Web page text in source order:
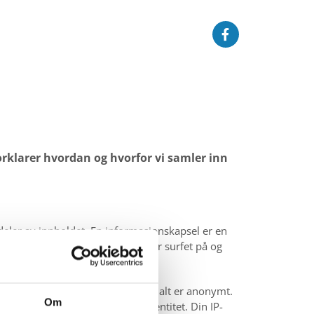
Om
hvordan og hvorfor vi samler inn
av innholdet. En informasjonskapsel er en
om hvordan våre brukere har surfet på og
for personlig informasjon, alt er anonymt.
kobles sammen med din identitet. Din IP-